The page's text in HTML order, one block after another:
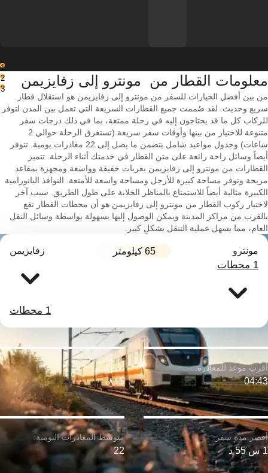
1
2
3
معلومات القطار من ‎ مونترو إلى ‎زفايزيمن
من بين أفضل الخيارات للسفر من مونترو إلى زفايزيمن هو استقلال قطار
سريع وحديث. لقد صُممت جميع القطارات السريعة التي تعمل بين المدن لتوفر
للركاب كل ما قد يحتاجون إليه في رحلة ممتعة، بما في ذلك درجات سفر
متنوعة للاختيار من بينها وأوقات سفر سريعة (تستغرق الرحلة حوالي 2
ساعات) وجدول مواعيد شامل يتضمن ما يصل إلى 22 مغادرات يومية. تتوفر
أيضاً وسائل راحة رائعة على متن القطار في خدمتك أثناء الرحلة. تتميز
القطارات من مونترو إلى زفايزيمن بعربات خفيفة وواسعة ومجهزة بمقاعد
مريحة وتوفر مساحة كبيرة للأرجل ومساحة واسعة للأمتعة. النوافذ البانورامية
الكبيرة مثالية أيضاً للاستمتاع بالمناظر الخلابة على طول الطريق. سبب آخر
لاختيار ركوب القطار من مونترو إلى زفايزيمن هو أن محطات القطار تقع
بالقرب من مراكز المدينة ويمكن الوصول إليها بسهولة بواسطة وسائل النقل
العام، مما يسهل عملية التنقل بشكلٍ كبير.
مونترو 65 كيلومتر زفايزيمن
1 محطات
1 محطات
1 س 55 د
04:43 $٨١
22